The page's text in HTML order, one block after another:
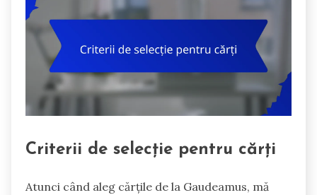
Criterii de selecție pentru cărți
Atunci când aleg cărțile de la Gaudeamus, mă